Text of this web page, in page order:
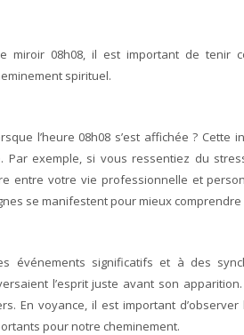
miroir 08h08, il est important de tenir
spirituel.
l’heure 08h08 s’est affichée ? Cette
exemple, si vous ressentiez du
entre votre vie professionnelle et
se manifestent pour mieux
événements significatifs et à des
l’esprit juste avant son
En voyance, il est important
pour notre cheminement.